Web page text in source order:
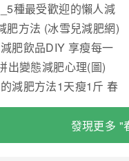
種最受歡迎的懶人減
肥方法 (冰雪兒減肥網)
肥飲品DIY 享瘦每一
出變態減肥心理(圖)
減肥方法1天瘦1斤 春
發現更多 "